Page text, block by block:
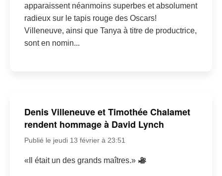
apparaissent néanmoins superbes et absolument
radieux sur le tapis rouge des Oscars!
Villeneuve, ainsi que Tanya à titre de productrice,
sont en nomin...
Denis Villeneuve et Timothée Chalamet
rendent hommage à David Lynch
Publié le jeudi 13 février à 23:51
«Il était un des grands maîtres.»